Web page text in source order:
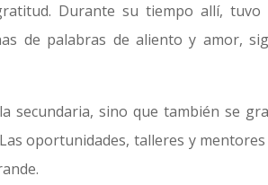
Durante su tiempo allí, tuvo
de palabras de aliento y amor,
secundaria, sino que también se
oportunidades, talleres y